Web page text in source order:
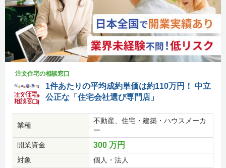
注文住宅の相談窓口
1件あたりの平均成約単価は約110万円！ 中立
公正な「住宅会社選び専門店」
業種
不動産、住宅・建築・ハウスメーカ
ー
開業資金
300 万円
対象 個人・法人